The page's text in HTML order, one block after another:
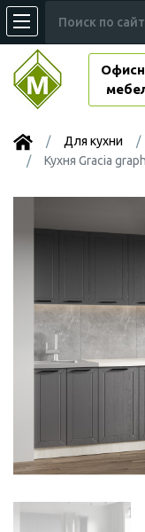
Для кухни
Кухня Gracia